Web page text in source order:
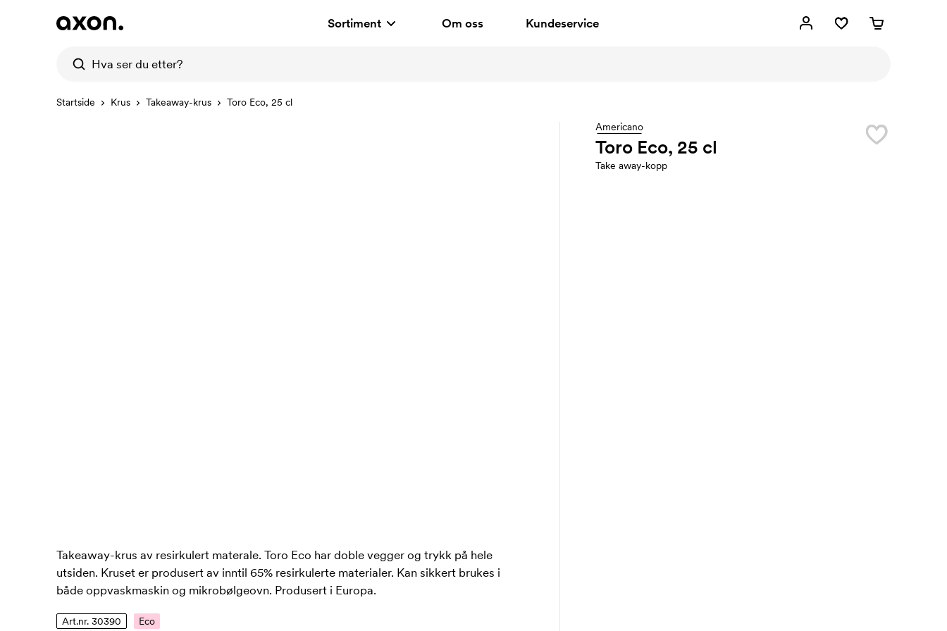
Sortiment Om oss Kundeservice
Startside Krus Takeaway-krus
Toro Eco, 25 cl
Americano
Toro Eco, 25 cl
Take away-kopp
Takeaway-krus av resirkulert materale. Toro Eco har doble vegger og trykk på hele
utsiden. Kruset er produsert av inntil 65% resirkulerte materialer. Kan sikkert brukes i
både oppvaskmaskin og mikrobølgeovn. Produsert i Europa.
Art.nr. 30390 Eco